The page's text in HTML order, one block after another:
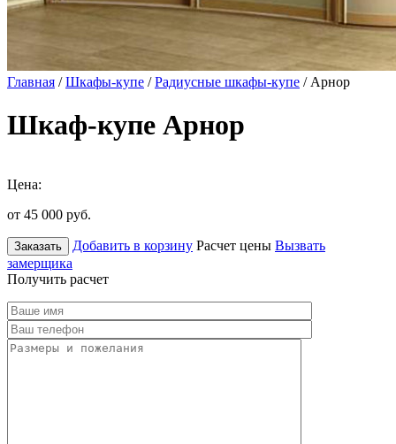
Главная /Шкафы-купе /Радиусные шкафы-купе / Арнор
Шкаф-купе Арнор
Цена:
от 45 000 руб.
Заказать Добавить в корзину Расчет цены Вызвать
замерщика
Получить расчет